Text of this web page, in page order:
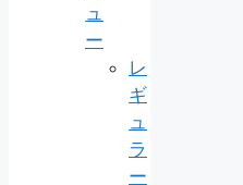
ュ
ー
レ
ギ
ュ
ラ
ー